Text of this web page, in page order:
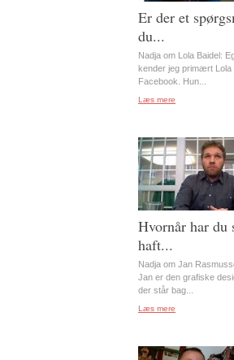
Er der et
du...
Nadja om Lola Baidel:
kender jeg primært Lola
Facebook. Hun...
Læs mere
Hvornår har du
haft...
Nadja om Jan
Jan er den grafiske
der står bag...
Læs mere